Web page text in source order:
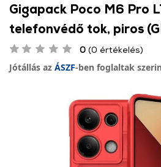
Gigapack Poco M6 Pro
telefonvédő tok, piros
0 (0 értékelés)
Jótállás az ÁSZF-ben foglaltak